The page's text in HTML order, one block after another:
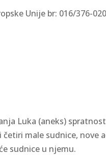
Unije br: 016/376-
Luka (aneks)
male sudnice,
sudnice u njemu.